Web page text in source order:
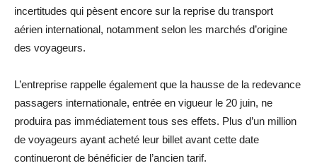
incertitudes qui pèsent encore sur la reprise du transport
aérien international, notamment selon les marchés d’origine
des voyageurs.
L’entreprise rappelle également que la hausse de la redevance
passagers internationale, entrée en vigueur le 20 juin, ne
produira pas immédiatement tous ses effets. Plus d’un million
de voyageurs ayant acheté leur billet avant cette date
continueront de bénéficier de l’ancien tarif.